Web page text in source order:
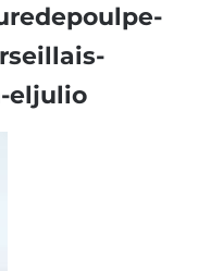
eljulio